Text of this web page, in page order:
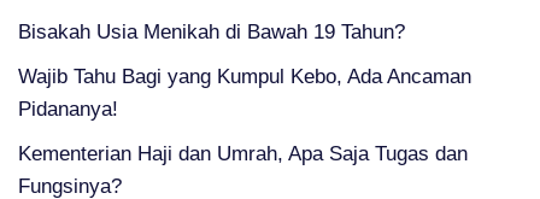
Bisakah Usia Menikah di Bawah 19 Tahun?
Wajib Tahu Bagi yang Kumpul Kebo, Ada Ancaman
Pidananya!
Kementerian Haji dan Umrah, Apa Saja Tugas dan
Fungsinya?